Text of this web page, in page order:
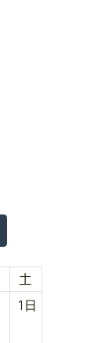
土
1日